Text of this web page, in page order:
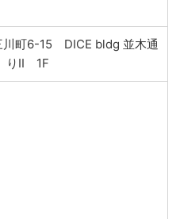
川町6-15 DICE bldg 並木通
りII 1F